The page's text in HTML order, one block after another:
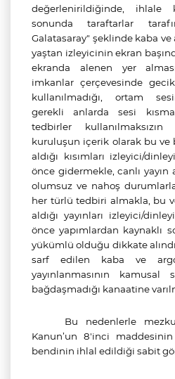
değerlenirildiğinde, ihlale
sonunda taraftarlar
Galatasaray" şeklinde kaba ve
yaştan izleyicinin ekran
ekranda alenen yer
imkanlar çerçevesinde
kullanılmadığı, ortam
gerekli anlarda sesi
tedbirler kullanılmaksızın
kuruluşun içerik olarak bu ve
aldığı kısımları izleyici/
önce gidermekle, canlı yayın
olumsuz ve nahoş
her türlü tedbiri almakla, bu
aldığı yayınları izleyici/
önce yapımlardan kaynaklı
yükümlü olduğu dikkate
sarf edilen
kaba ve
yayınlanmasının kamusal
bağdaşmadığı kanaatine
Bu nedenlerle
Kanun’un 8'inci
bendinin ihlal edildiği sabit